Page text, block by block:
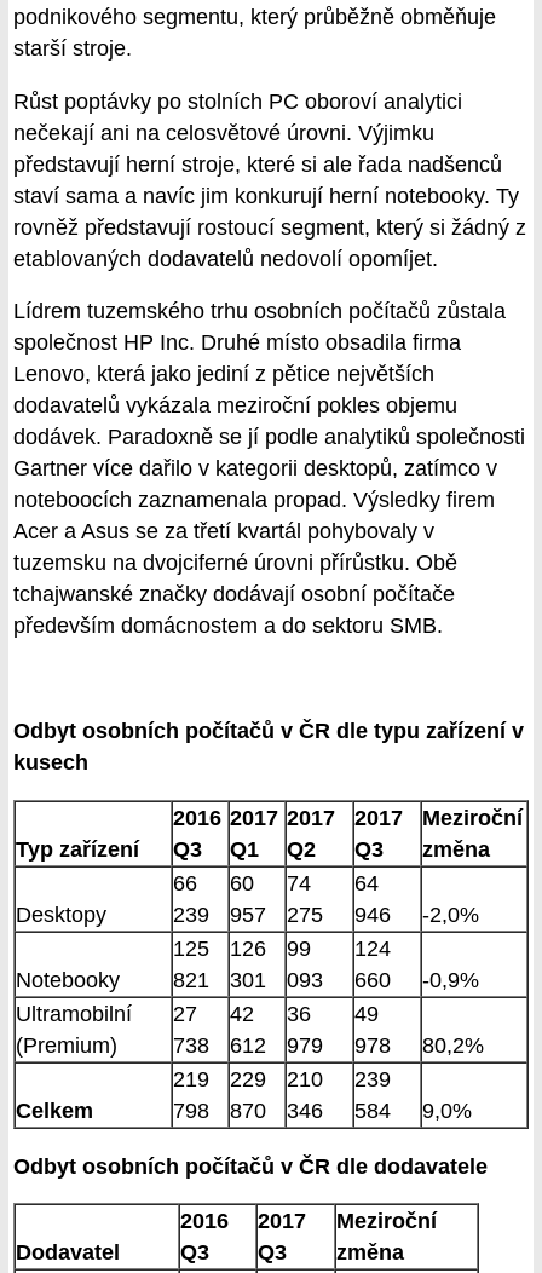
podnikového segmentu, který průběžně obměňuje
starší stroje.
Růst poptávky po stolních PC oboroví analytici
nečekají ani na celosvětové úrovni. Výjimku
představují herní stroje, které si ale řada nadšenců
staví sama a navíc jim konkurují herní notebooky. Ty
rovněž představují rostoucí segment, který si žádný z
etablovaných dodavatelů nedovolí opomíjet.
Lídrem tuzemského trhu osobních počítačů zůstala
společnost HP Inc. Druhé místo obsadila firma
Lenovo, která jako jediní z pětice největších
dodavatelů vykázala meziroční pokles objemu
dodávek. Paradoxně se jí podle analytiků společnosti
Gartner více dařilo v kategorii desktopů, zatímco v
noteboocích zaznamenala propad. Výsledky firem
Acer a Asus se za třetí kvartál pohybovaly v
tuzemsku na dvojciferné úrovni přírůstku. Obě
tchajwanské značky dodávají osobní počítače
především domácnostem a do sektoru SMB.
Odbyt osobních počítačů v ČR dle typu zařízení v
kusech
Typ zařízení
2016
Q3
2017
Q1
2017
Q2
2017
Q3
Meziroční
změna
Desktopy
66
239
60
957
74
275
64
946
-2,0%
Notebooky
125
821
126
301
99
093
124
660
-0,9%
Ultramobilní
(Premium)
27
738
42
612
36
979
49
978
80,2%
Celkem
219
798
229
870
210
346
239
584
9,0%
Odbyt osobních počítačů v ČR dle dodavatele
Dodavatel
2016
Q3
2017
Q3
Meziroční
změna